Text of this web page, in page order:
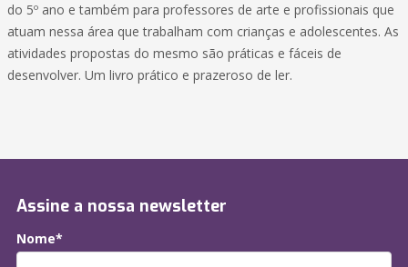
do 5º ano e também para professores de arte e profissionais que
atuam nessa área que trabalham com crianças e adolescentes. As
atividades propostas do mesmo são práticas e fáceis de
desenvolver. Um livro prático e prazeroso de ler.
Assine a nossa newsletter
Nome*